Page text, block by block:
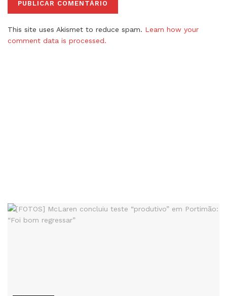
This site uses Akismet to reduce spam. Learn how your
comment data is processed.